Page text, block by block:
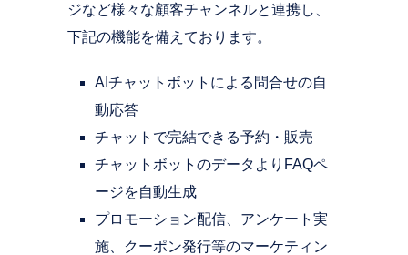
ジなど様々な顧客チャンネルと連携し、
下記の機能を備えております。
AIチャットボットによる問合せの自
動応答
チャットで完結できる予約・販売
チャットボットのデータよりFAQペ
ージを自動生成
プロモーション配信、アンケート実
施、クーポン発行等のマーケティン